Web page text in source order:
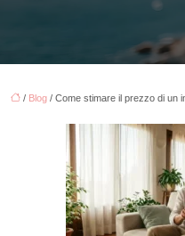
/ Blog / Come stimare il prezzo di un